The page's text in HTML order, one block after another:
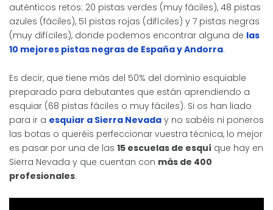
auténticos retos: 20 pistas verdes (muy fáciles), 48 pistas
azules (fáciles), 51 pistas rojas (difíciles) y 7 pistas negras
(muy difíciles), donde podemos encontrar alguna de las
10 mejores pistas negras de España y Andorra.
Es decir, que tiene más del 50% del dominio esquiable
preparado para debutantes que están aprendiendo a
esquiar (68 pistas fáciles o muy fáciles). Si os han liado
para ir a esquiar a Sierra Nevada y no sabéis ni poneros
las botas o queréis perfeccionar vuestra técnica, lo mejor
es pasar por una de las 15 escuelas de esquí que hay en
Sierra Nevada y que cuentan con más de 400
profesionales.